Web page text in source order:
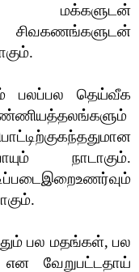
மக்களுடன்
சிவகணங்களுடன்
பலப்பல தெய்வீக
நாடாகும்.
பல மதங்கள், பல
வேறுபட்டதாய்